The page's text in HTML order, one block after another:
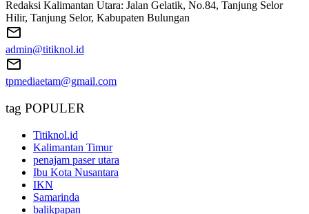
Redaksi Kalimantan Utara: Jalan Gelatik, No.84, Tanjung Selor
Hilir, Tanjung Selor, Kabupaten Bulungan
admin@titiknol.id
tpmediaetam@gmail.com
tag POPULER
Titiknol.id
Kalimantan Timur
penajam paser utara
Ibu Kota Nusantara
IKN
Samarinda
balikpapan